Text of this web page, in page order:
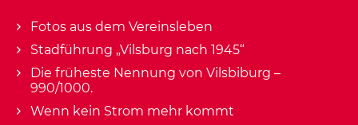
Fotos aus dem Vereinsleben
Stadführung „Vilsburg nach 1945“
Die früheste Nennung von Vilsbiburg –
990/1000.
Wenn kein Strom mehr kommt